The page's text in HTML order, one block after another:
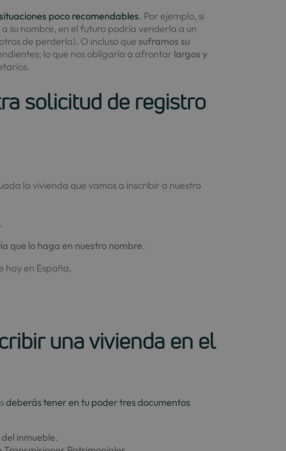
poco recomendables. Por ejemplo, si
su nombre, en el futuro podría venderla a un
de perderla). O incluso que suframos su
lo que nos obligaría a afrontar largos y
solicitud de registro
la vivienda que vamos a inscribir a nuestro
que lo haga en nuestro nombre.
hay en España.
una vivienda en el
deberás tener en tu poder tres documentos
inmueble.